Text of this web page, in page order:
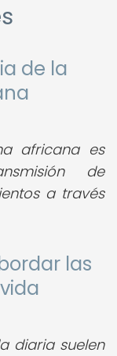
de la
africana es
de
a través
las
diaria suelen